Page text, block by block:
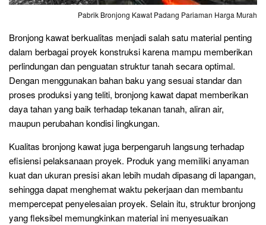
Pabrik Bronjong Kawat Padang Pariaman Harga Murah
Bronjong kawat berkualitas menjadi salah satu material penting
dalam berbagai proyek konstruksi karena mampu memberikan
perlindungan dan penguatan struktur tanah secara optimal.
Dengan menggunakan bahan baku yang sesuai standar dan
proses produksi yang teliti, bronjong kawat dapat memberikan
daya tahan yang baik terhadap tekanan tanah, aliran air,
maupun perubahan kondisi lingkungan.
Kualitas bronjong kawat juga berpengaruh langsung terhadap
efisiensi pelaksanaan proyek. Produk yang memiliki anyaman
kuat dan ukuran presisi akan lebih mudah dipasang di lapangan,
sehingga dapat menghemat waktu pekerjaan dan membantu
mempercepat penyelesaian proyek. Selain itu, struktur bronjong
yang fleksibel memungkinkan material ini menyesuaikan